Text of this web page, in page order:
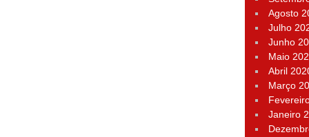
Agosto
Julho
Junho
Maio
Abril
Março
Janeiro